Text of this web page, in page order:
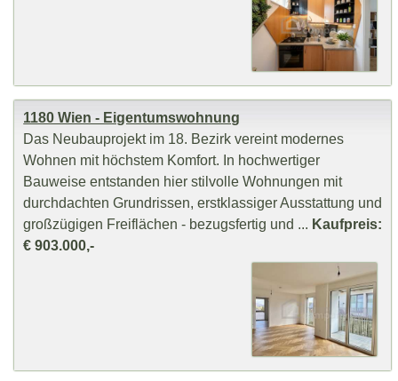
1180 Wien - Eigentumswohnung
Das Neubauprojekt im 18. Bezirk vereint modernes
Wohnen mit höchstem Komfort. In hochwertiger
Bauweise entstanden hier stilvolle Wohnungen mit
durchdachten Grundrissen, erstklassiger Ausstattung und
großzügigen Freiflächen - bezugsfertig und ... Kaufpreis:
€ 903.000,-